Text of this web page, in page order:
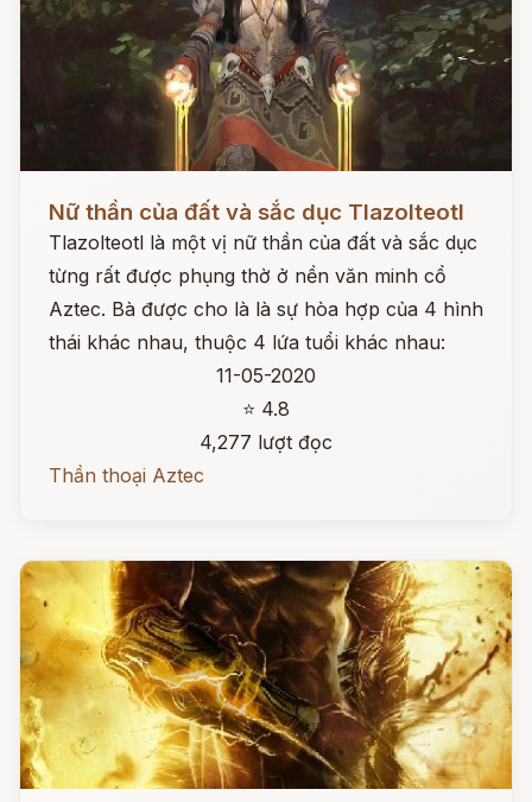
Nữ thần của đất và sắc dục Tlazolteotl
Tlazolteotl là một vị nữ thần của đất và sắc dục
từng rất được phụng thờ ở nền văn minh cổ
Aztec. Bà được cho là là sự hòa hợp của 4 hình
thái khác nhau, thuộc 4 lứa tuổi khác nhau:
11-05-2020
⭐ 4.8
4,277 lượt đọc
Thần thoại Aztec